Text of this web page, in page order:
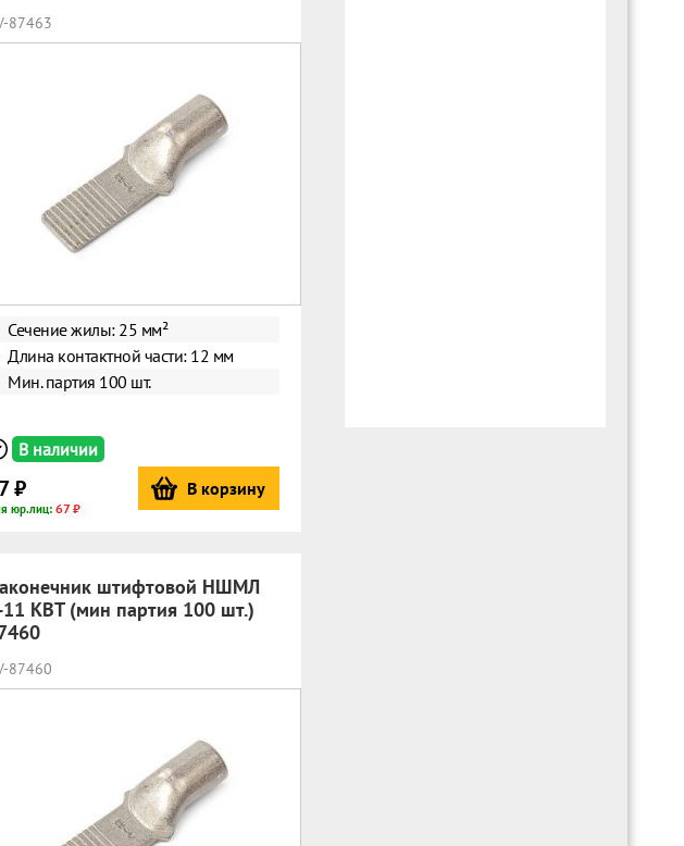
87463
Сечение жилы: 25 мм²
Длина контактной части: 12 мм
Мин. партия 100 шт.
В наличии
₽
юр.лиц: 67 ₽
В корзину
штифтовой НШМЛ
КВТ (мин партия 100 шт.)
87460